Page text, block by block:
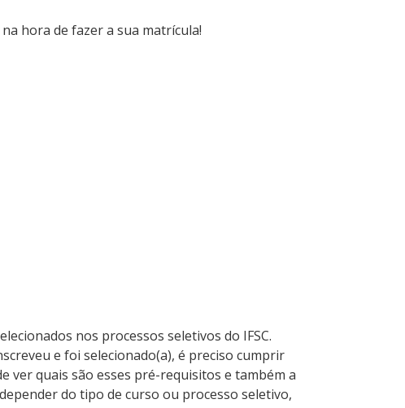
hora de fazer a sua matrícula!
nos processos seletivos do IFSC.
e foi selecionado(a), é preciso cumprir
ver quais são esses pré-requisitos e também a
do tipo de curso ou processo seletivo,